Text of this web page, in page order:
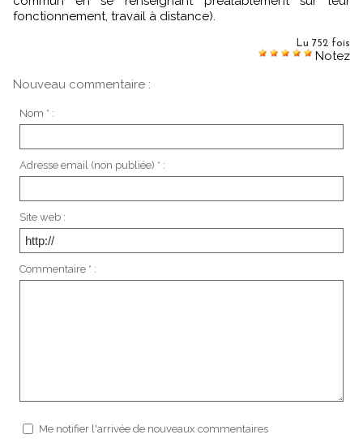
fonctionnement, travail à distance).
Lu 752 fois
Notez
Nouveau commentaire :
Nom * :
Adresse email (non publiée) * :
Site web :
Commentaire * :
Me notifier l'arrivée de nouveaux commentaires